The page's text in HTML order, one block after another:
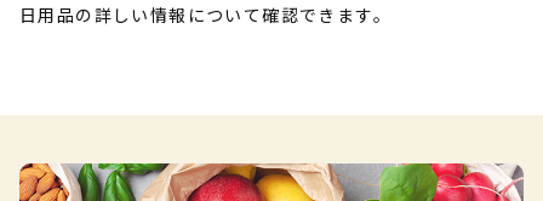
日用品の詳しい情報について確認できます。